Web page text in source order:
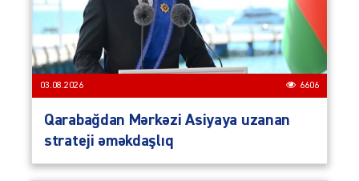
03.08.2026 6606
Qarabağdan Mərkəzi Asiyaya uzanan
strateji əməkdaşlıq